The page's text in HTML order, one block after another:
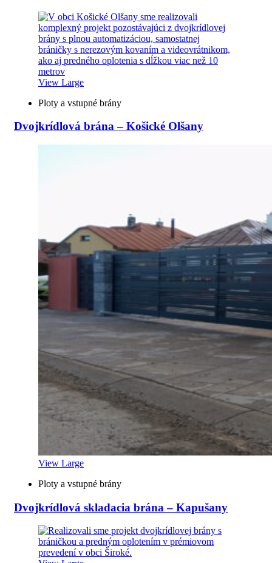
View Large
Ploty a vstupné brány
Dvojkrídlová brána – Košické Olšany
View Large
Ploty a vstupné brány
Dvojkrídlová skladacia brána – Kapušany